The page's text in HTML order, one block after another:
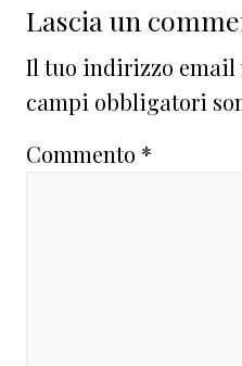
Lascia un
Il tuo indirizzo email
campi obbligatori
Commento *